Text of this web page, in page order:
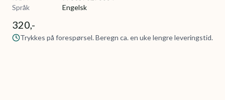
Språk
Engelsk
320,-
Trykkes på forespørsel. Beregn ca. en uke lengre leveringstid.